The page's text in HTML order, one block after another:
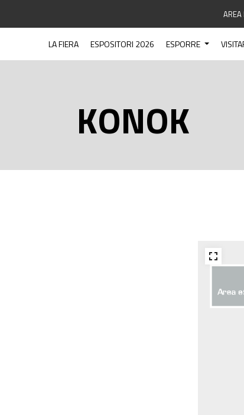
AREA
LA FIERA ESPOSITORI 2026 ESPORRE
KONOK